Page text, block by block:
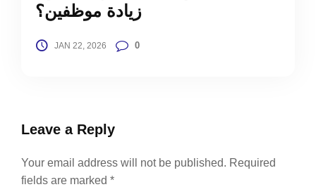
زيادة موظفين؟
JAN 22, 2026 0
Leave a Reply
Your email address will not be published. Required
fields are marked *